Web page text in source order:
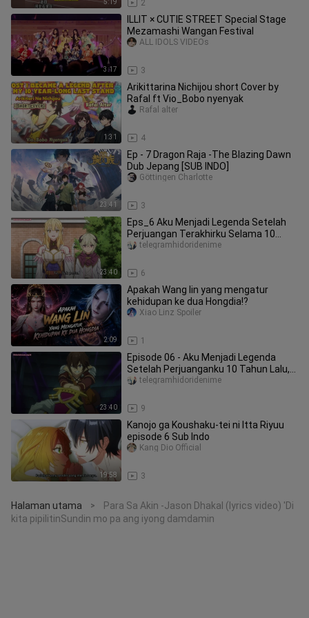
5:19 2
3:17
ILLIT × CUTIE STREET Special Stage
Mezamashi Wangan Festival
3
ALL IDOLS VIDEOs
1:31
Arikittarina Nichijou short Cover by
Rafal ft Vio_Bobo nyenyak
4
Rafal alter
23:41
Ep - 7 Dragon Raja -The Blazing Dawn
Dub Jepang [SUB INDO]
3
Göttingen Charlotte
23:40
Eps_6 Aku Menjadi Legenda Setelah
Perjuangan Terakhirku Selama 10
Tahun
6
telegramhidoridenime
2:09
Apakah Wang lin yang mengatur
kehidupan ke dua Hongdia⁉️
1
Xiao Linz Spoiler
23:40
Episode 06 - Aku Menjadi Legenda
Setelah Perjuanganku 10 Tahun Lalu,
Sekarang Me
9
telegramhidoridenime
19:58
Kanojo ga Koushaku-tei ni Itta Riyuu
episode 6 Sub Indo
3
Kang Dio Official
Halaman utama >
Para Sa Akin -Jason Dhakal (lyrics video) 'Di
kita pipilitinSundin mo pa ang iyong damdamin